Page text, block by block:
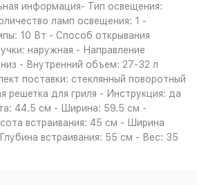
информация- Тип освещения:
ламп освещения: 1 -
10 Вт - Способ открывания
наружная - Направление
- Внутренний объем: 27-32 л
поставки: стеклянный поворотный
решетка для гриля - Инструкция: да
44.5 см - Ширина: 59.5 см -
встраивания: 45 см - Ширина
встраивания: 55 см - Вес: 35